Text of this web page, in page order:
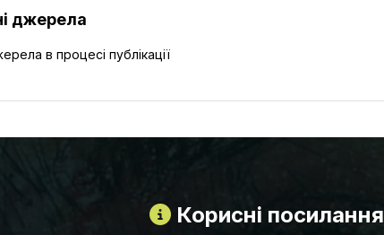
джерела
в процесі публікації
Корисні посилання